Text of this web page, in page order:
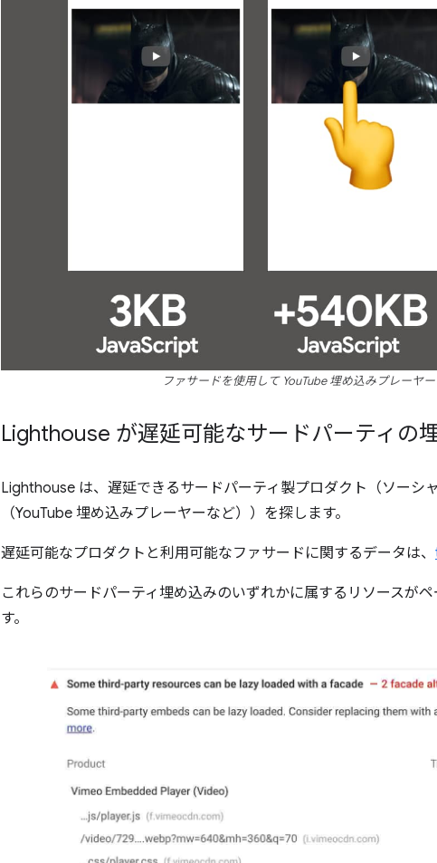
ファサードを使用して YouTube 埋め込みプレーヤー
Lighthouse が遅延可能なサードパーティの
Lighthouse は、遅延できるサードパーティ製プロダクト（ソーシ
（YouTube 埋め込みプレーヤーなど））を探します。
遅延可能なプロダクトと利用可能なファサードに関するデータは、
これらのサードパーティ埋め込みのいずれかに属するリソースが
す。